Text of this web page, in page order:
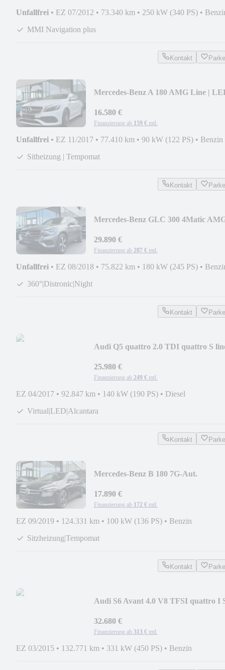
Unfallfrei • EZ 07/2012 • 73.340 km • 250 kW (340 PS) •
MMI Navigation plus
Kontakt
Mercedes-Benz A 180 AMG Line |
16.580 €
Finanzierung ab 159 € mtl.
Unfallfrei • EZ 11/2017 • 77.410 km • 90 kW (122 PS) • Benzin
Sitheizung | Tempomat
Kontakt
Mercedes-Benz GLC 300 4Matic
29.890 €
Finanzierung ab 287 € mtl.
Unfallfrei • EZ 08/2018 • 75.822 km • 180 kW (245 PS) •
360°|Distronic|Night
Kontakt
Audi Q5 quattro 2.0 TDI quattro S
25.980 €
Finanzierung ab 249 € mtl.
EZ 04/2017 • 92.847 km • 140 kW (190 PS) • Diesel
Virtual|LED|Alcantara
Kontakt
Mercedes-Benz B 180 7G-Aut.
17.890 €
Finanzierung ab 172 € mtl.
EZ 09/2019 • 124.331 km • 100 kW (136 PS) • Benzin
Sitzheizung|Tempomat
Kontakt
Audi S6 Avant 4.0 V8 TFSI quattro I
32.680 €
Finanzierung ab 313 € mtl.
EZ 03/2015 • 132.771 km • 331 kW (450 PS) • Benzin